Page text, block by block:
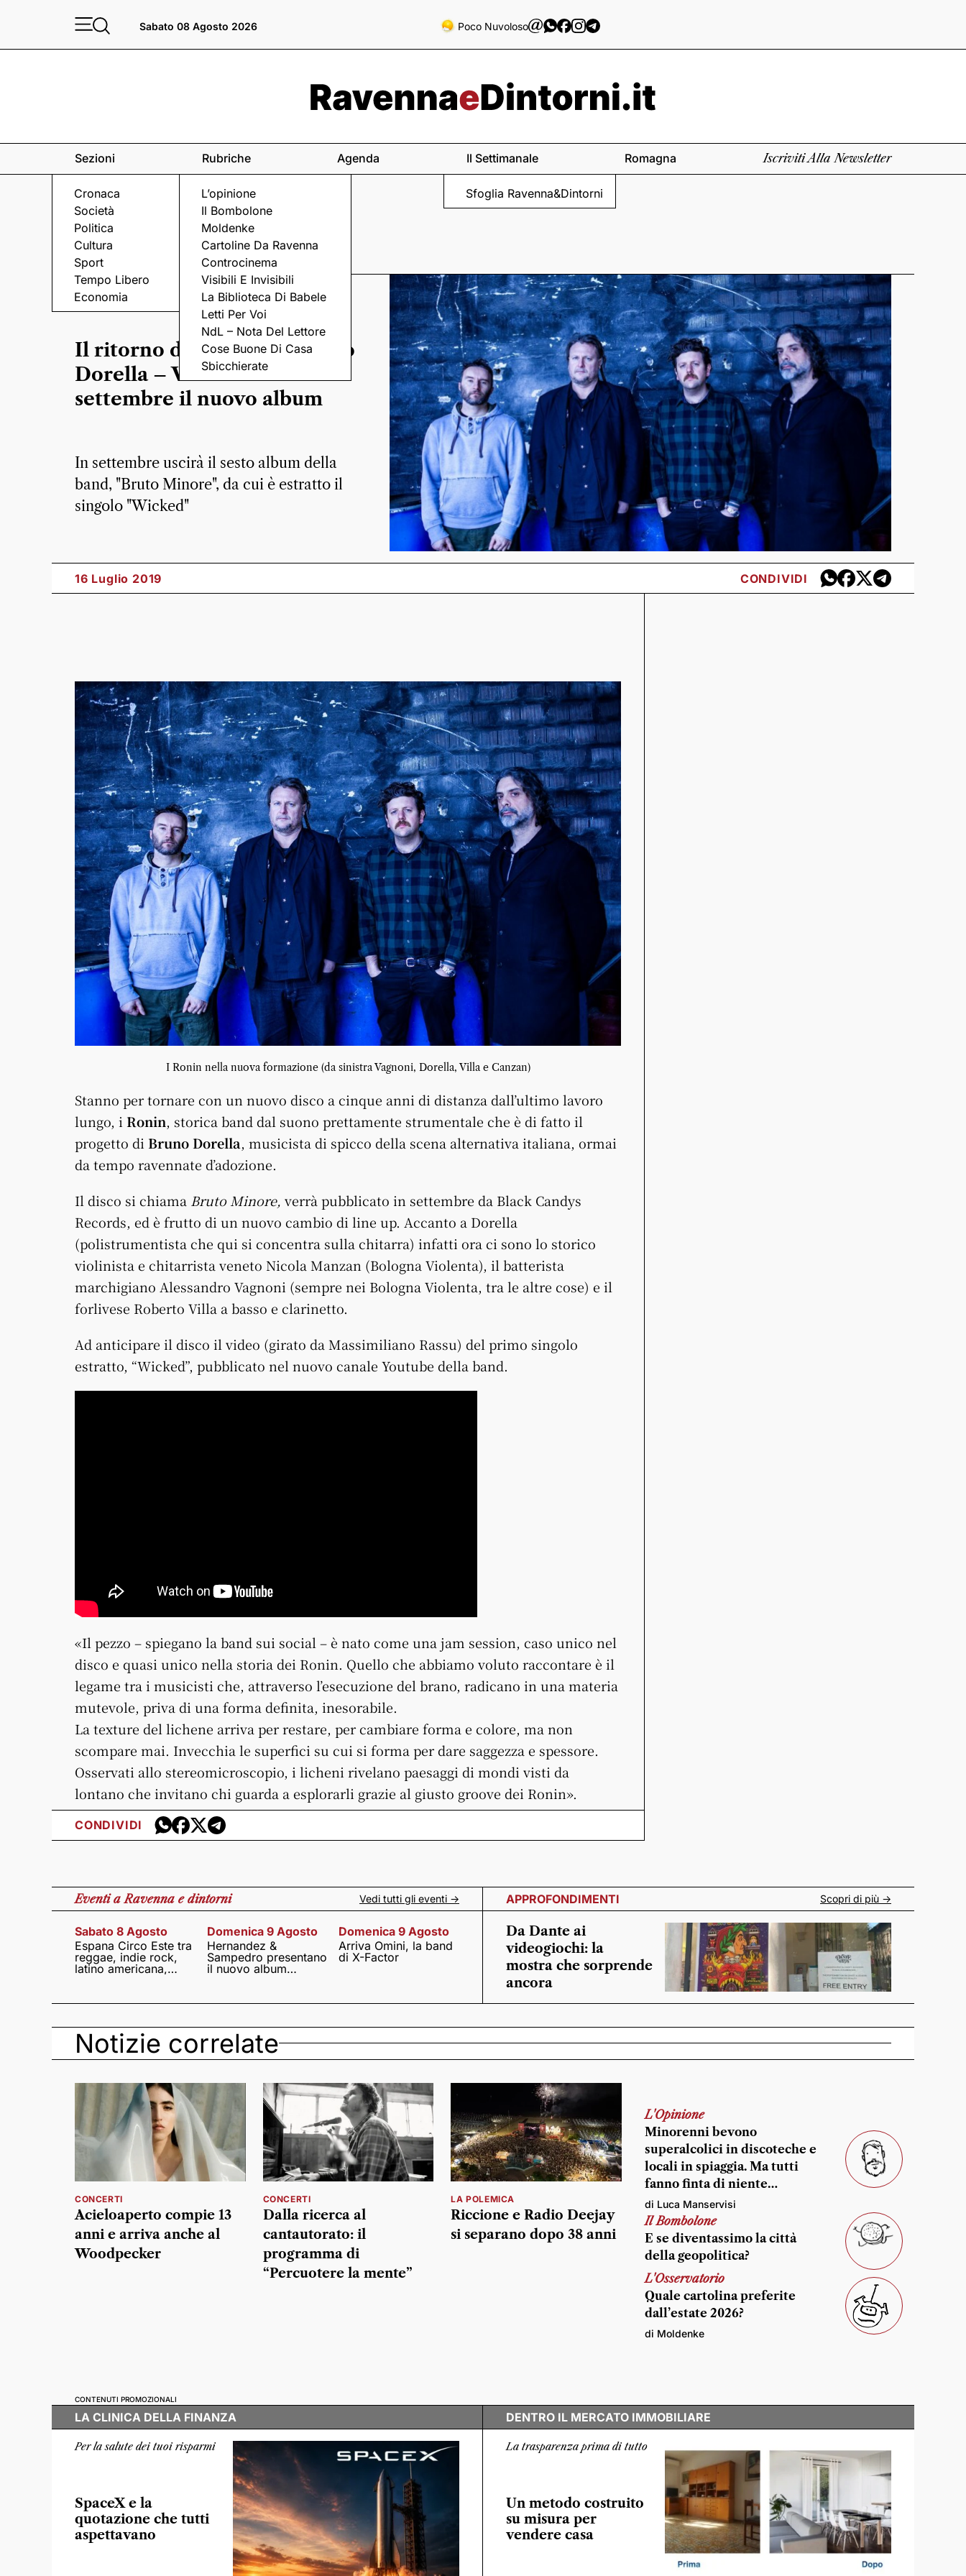
Sabato 08 Agosto 2026 Poco Nuvoloso
Sezioni
Cronaca
Società
Politica
Cultura
Sport
Tempo Libero
Economia
Rubriche
L’opinione
Il Bombolone
Moldenke
Cartoline Da Ravenna
Controcinema
Visibili E Invisibili
La Biblioteca Di Babele
Letti Per Voi
NdL – Nota Del Lettore
Cose Buone Di Casa
Sbicchierate
Agenda Il Settimanale
Sfoglia Ravenna&Dintorni
Romagna Iscriviti Alla Newsletter
ROCK E DINTORNI
Il ritorno dei Ronin di Bruno
Dorella – VIDEO – In
settembre il nuovo album
In settembre uscirà il sesto album della
band, "Bruto Minore", da cui è estratto il
singolo "Wicked"
16 Luglio 2019 CONDIVIDI
I Ronin nella nuova formazione (da sinistra Vagnoni, Dorella, Villa e Canzan)
Stanno per tornare con un nuovo disco a cinque anni di distanza dall’ultimo lavoro
lungo, i Ronin, storica band dal suono prettamente strumentale che è di fatto il
progetto di Bruno Dorella, musicista di spicco della scena alternativa italiana, ormai
da tempo ravennate d’adozione.
Il disco si chiama Bruto Minore, verrà pubblicato in settembre da Black Candys
Records, ed è frutto di un nuovo cambio di line up. Accanto a Dorella
(polistrumentista che qui si concentra sulla chitarra) infatti ora ci sono lo storico
violinista e chitarrista veneto Nicola Manzan (Bologna Violenta), il batterista
marchigiano Alessandro Vagnoni (sempre nei Bologna Violenta, tra le altre cose) e il
forlivese Roberto Villa a basso e clarinetto.
Ad anticipare il disco il video (girato da Massimiliano Rassu) del primo singolo
estratto, “Wicked”, pubblicato nel nuovo canale Youtube della band.
«Il pezzo – spiegano la band sui social – è nato come una jam session, caso unico nel
disco e quasi unico nella storia dei Ronin. Quello che abbiamo voluto raccontare è il
legame tra i musicisti che, attraverso l’esecuzione del brano, radicano in una materia
mutevole, priva di una forma definita, inesorabile.
La texture del lichene arriva per restare, per cambiare forma e colore, ma non
scompare mai. Invecchia le superfici su cui si forma per dare saggezza e spessore.
Osservati allo stereomicroscopio, i licheni rivelano paesaggi di mondi visti da
lontano che invitano chi guarda a esplorarli grazie al giusto groove dei Ronin».
CONDIVIDI
Eventia Ravenna e dintorni Vedi tutti gli eventi ->
Sabato 8 Agosto
Espana Circo Este tra
reggae, indie rock,
latino americana,
Domenica 9 Agosto
Hernandez &
Sampedro presentano
il nuovo album
Domenica 9 Agosto
Arriva Omini, la band
di X-Factor
APPROFONDIMENTI Scopri di più ->
Da Dante ai
videogiochi: la
mostra che sorprende
ancora
Notizie correlate
CONCERTI
Acieloaperto compie 13
anni e arriva anche al
Woodpecker
CONCERTI
Dalla ricerca al
cantautorato: il
programma di
“Percuotere la mente”
LA POLEMICA
Riccione e Radio Deejay
si separano dopo 38 anni
L'Opinione
Minorenni bevono
superalcolici in discoteche e
locali in spiaggia. Ma tutti
fanno finta di niente…
di Luca Manservisi
Il Bombolone
E se diventassimo la città
della geopolitica?
L'Osservatorio
Quale cartolina preferite
dall’estate 2026?
di Moldenke
CONTENUTI PROMOZIONALI
LA CLINICA DELLA FINANZA
Per la salute dei tuoi risparmi
SpaceX e la
quotazione che tutti
aspettavano
DENTRO IL MERCATO IMMOBILIARE
La trasparenza prima di tutto
Un metodo costruito
su misura per
vendere casa